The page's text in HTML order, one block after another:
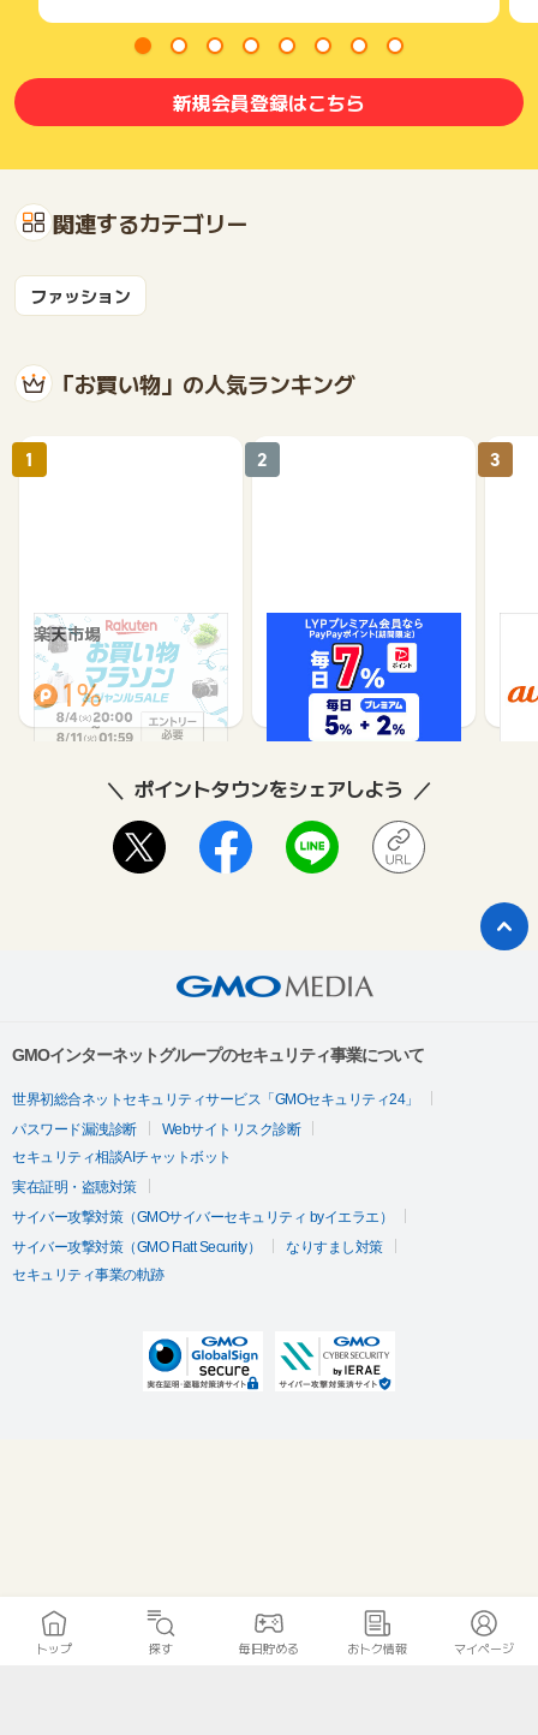
新規会員登録はこちら
関連するカテゴリー
ファッション
「お買い物」の人気ランキング
楽天市場
1%
1
Yahoo!ショッピング
1%
2 3
ポイントタウンをシェアしよう
GMOインターネットグループのセキュリティ事業について
世界初総合ネットセキュリティサービス「GMOセキュリティ24」
パスワード漏洩診断
Webサイトリスク診断
セキュリティ相談AIチャットボット
実在証明・盗聴対策
サイバー攻撃対策（GMOサイバーセキュリティ byイエラエ）
サイバー攻撃対策（GMO Flatt Security）
なりすまし対策
セキュリティ事業の軌跡
トップ 探す 毎日貯める おトク情報 マイページ